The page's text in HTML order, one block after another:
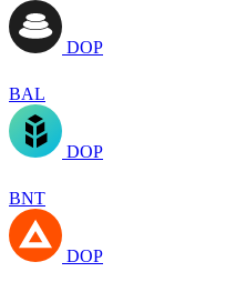
DOP
BAL
DOP
BNT
DOP